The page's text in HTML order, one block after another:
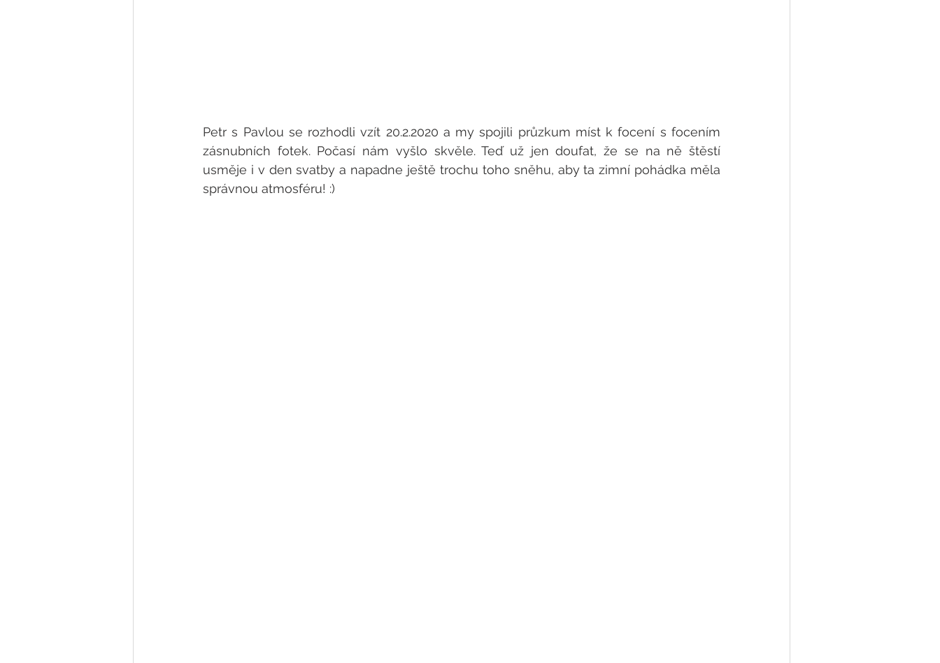
Petr s Pavlou se rozhodli vzít 20.2.2020 a my spojili průzkum míst k focení s focením
zásnubních fotek. Počasí nám vyšlo skvěle. Teď už jen doufat, že se na ně štěstí
usměje i v den svatby a napadne ještě trochu toho sněhu, aby ta zimní pohádka měla
správnou atmosféru! :)